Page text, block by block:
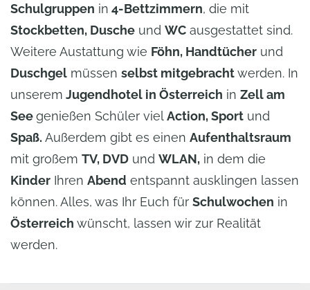
Schulgruppen in 4-Bettzimmern, die mit
Stockbetten, Dusche und WC ausgestattet sind.
Weitere Austattung wie Föhn, Handtücher und
Duschgel müssen selbst mitgebrachtwerden. In
unserem Jugendhotel in Österreich in Zell am
Seegenießen Schüler vielAction, Sport und
Spaß. Außerdem gibt es einen Aufenthaltsraum
mit großem TV, DVD und WLAN, in dem die
Kinder Ihren Abend entspannt ausklingen lassen
können. Alles, was Ihr Euch für Schulwochen in
Österreich wünscht, lassen wir zur Realität
werden.